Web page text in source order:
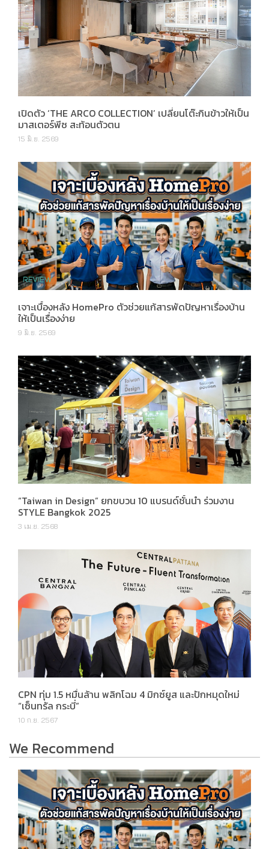
เปิดตัว ‘THE ARCO COLLECTION’ เปลี่ยนโต๊ะกินข้าวให้เป็น
มาสเตอร์พีซ สะท้อนตัวตน
15 มิ.ย. 2569
เจาะเบื้องหลัง HomePro ตัวช่วยแก้สารพัดปัญหาเรื่องบ้าน
ให้เป็นเรื่องง่าย
9 มิ.ย. 2569
“Taiwan in Design” ยกขบวน 10 แบรนด์ชั้นนำ ร่วมงาน
STYLE Bangkok 2025
3 เม.ย. 2568
CPN ทุ่ม 1.5 หมื่นล้าน พลิกโฉม 4 มิกซ์ยูส และปักหมุดใหม่
“เซ็นทรัล กระบี่”
10 ก.ย. 2567
We Recommend